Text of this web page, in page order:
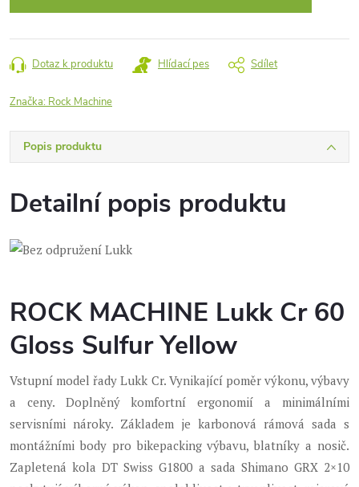
Dotaz k produktu Hlídací pes Sdílet
Značka: Rock Machine
Popis produktu
Detailní popis produktu
ROCK MACHINE Lukk Cr 60
Gloss Sulfur Yellow
Vstupní model řady Lukk Cr. Vynikající poměr výkonu, výbavy
a ceny. Doplněný komfortní ergonomií a minimálními
servisními nároky. Základem je karbonová rámová sada s
montážními body pro bikepacking výbavu, blatníky a nosič.
Zapletená kola DT Swiss G1800 a sada Shimano GRX 2×10